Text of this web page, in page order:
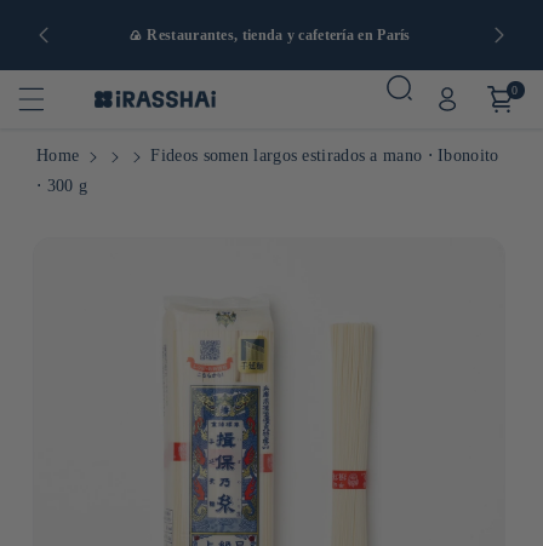
🍙 Restaurantes, tienda y cafetería en París
0
Home
Fideos somen largos estirados a mano ⋅ Ibonoito
⋅ 300 g